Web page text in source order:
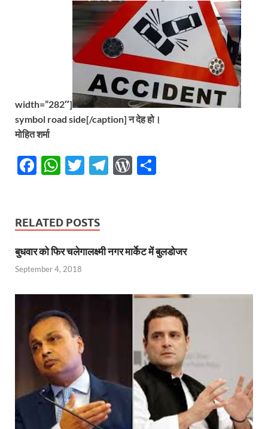
width=”282″]
symbol road side[/caption] न देह हो।
मोहित शर्मा
F
b
o
o
W
s
A
p
T
er
T
a
m
W
re
ss
RELATED POSTS
बुधवार को फिर चलेगालक्ष्मी नगर मार्केट में बुलडोजर
September 4, 2018